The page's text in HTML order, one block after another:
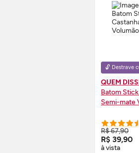
🔓 Destrave
QUEM
Batom
Semi-mate
R$ 67,90
R$ 39,90
à vista